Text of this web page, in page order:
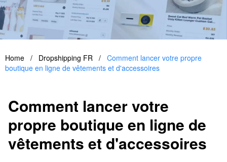
Home / Dropshipping FR / Comment lancer votre propre
boutique en ligne de vêtements et d'accessoires
Comment lancer votre
propre boutique en ligne de
vêtements et d'accessoires